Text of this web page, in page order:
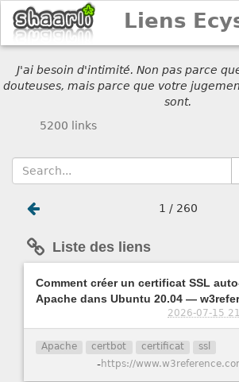
Liens
J'ai besoin d'intimité. Non pas parce
douteuses, mais parce que votre
sont.
5200 links
1 / 260
Liste des liens
Comment créer un certificat SSL
Apache dans Ubuntu 20.04 —
2026-07-15
Apache certbot certificat ssl
-